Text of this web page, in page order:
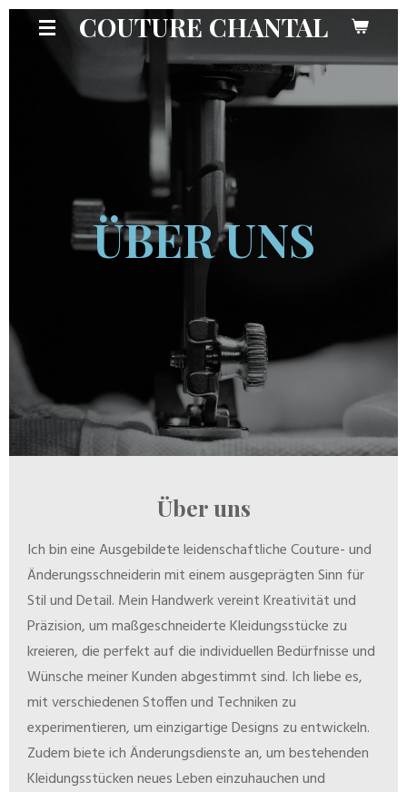
COUTURE CHANTAL
ÜBER UNS
Über uns
Ich bin eine Ausgebildete leidenschaftliche Couture- und
Änderungsschneiderin mit einem ausgeprägten Sinn für
Stil und Detail. Mein Handwerk vereint Kreativität und
Präzision, um maßgeschneiderte Kleidungsstücke zu
kreieren, die perfekt auf die individuellen Bedürfnisse und
Wünsche meiner Kunden abgestimmt sind. Ich liebe es,
mit verschiedenen Stoffen und Techniken zu
experimentieren, um einzigartige Designs zu entwickeln.
Zudem biete ich Änderungsdienste an, um bestehenden
Kleidungsstücken neues Leben einzuhauchen und